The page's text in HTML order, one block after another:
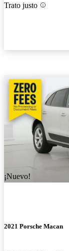
Trato justo
¡Nuevo!
2021 Porsche Macan